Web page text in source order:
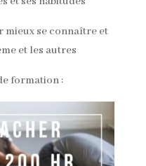
mieux se connaître et
et les autres
formation :